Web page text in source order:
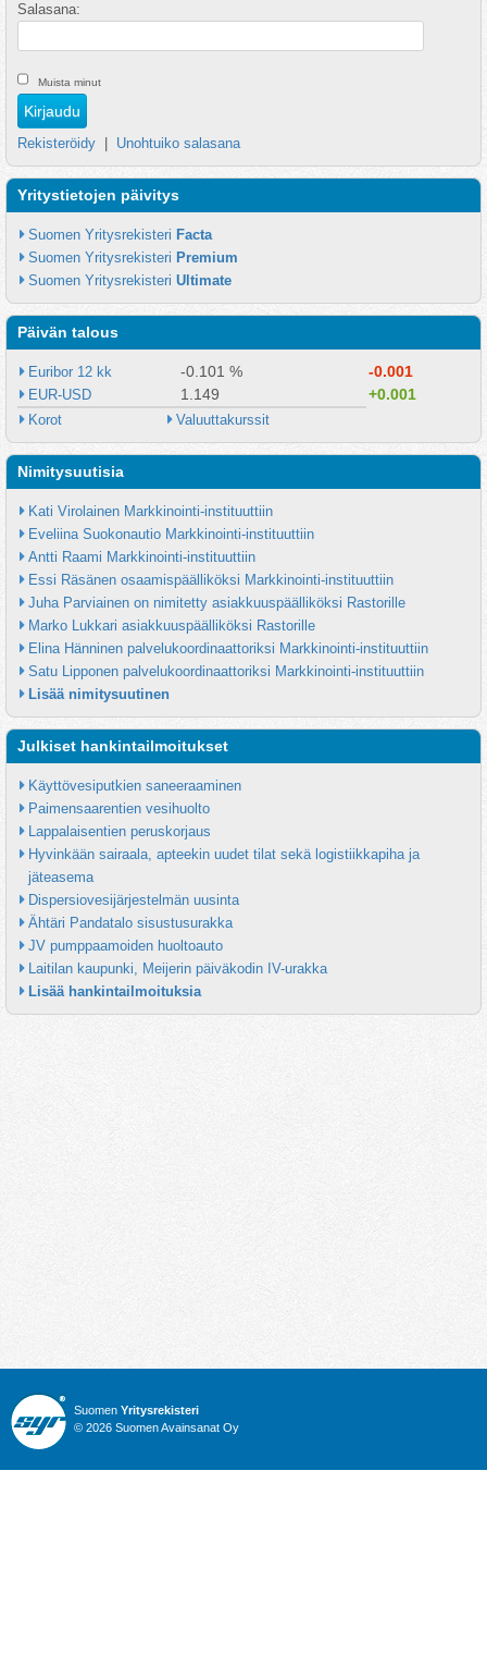
Salasana:
Muista minut
Rekisteröidy Unohtuiko salasana
Yritystietojen päivitys
Suomen Yritysrekisteri Facta
Suomen Yritysrekisteri Premium
Suomen Yritysrekisteri Ultimate
Päivän talous
Euribor 12 kk -0.101 % -0.001
EUR-USD 1.149 +0.001
Korot Valuuttakurssit
Nimitysuutisia
Kati Virolainen Markkinointi-instituuttiin
Eveliina Suokonautio Markkinointi-instituuttiin
Antti Raami Markkinointi-instituuttiin
Essi Räsänen osaamispäälliköksi Markkinointi-instituuttiin
Juha Parviainen on nimitetty asiakkuuspäälliköksi Rastorille
Marko Lukkari asiakkuuspäälliköksi Rastorille
Elina Hänninen palvelukoordinaattoriksi Markkinointi-instituuttiin
Satu Lipponen palvelukoordinaattoriksi Markkinointi-instituuttiin
Lisää nimitysuutinen
Julkiset hankintailmoitukset
Käyttövesiputkien saneeraaminen
Paimensaarentien vesihuolto
Lappalaisentien peruskorjaus
Hyvinkään sairaala, apteekin uudet tilat sekä logistiikkapiha ja
jäteasema
Dispersiovesijärjestelmän uusinta
Ähtäri Pandatalo sisustusurakka
JV pumppaamoiden huoltoauto
Laitilan kaupunki, Meijerin päiväkodin IV-urakka
Lisää hankintailmoituksia
Suomen Yritysrekisteri
© 2026 Suomen Avainsanat Oy